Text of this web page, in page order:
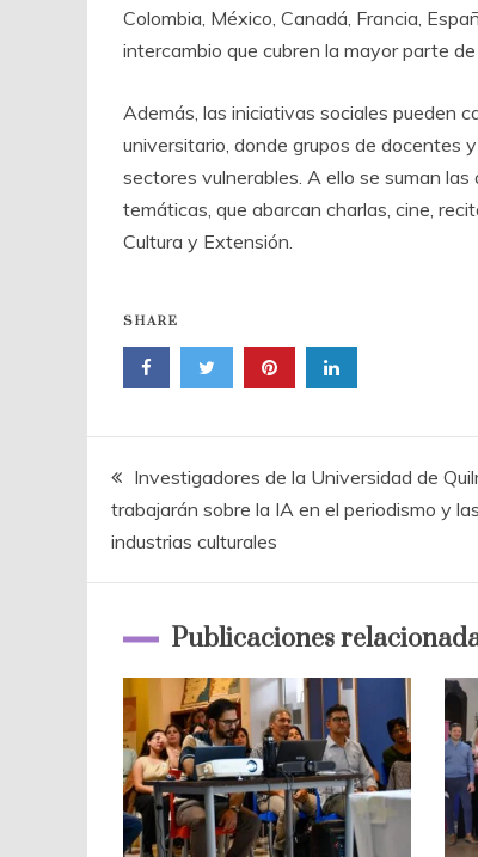
Colombia, México, Canadá, Francia,
intercambio que cubren la mayor parte
Además, las iniciativas sociales pueden
universitario, donde grupos de docentes
sectores vulnerables. A ello se suman
temáticas, que abarcan charlas, cine,
Cultura y Extensión.
SHARE
Navegación
de
entradas
Investigadores de la Universidad de
trabajarán sobre la IA en el periodismo y las
industrias culturales
Publicaciones